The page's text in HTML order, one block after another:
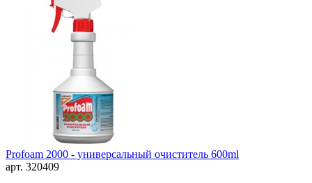
Profoam 2000 - универсальный очиститель 600ml
арт. 320409